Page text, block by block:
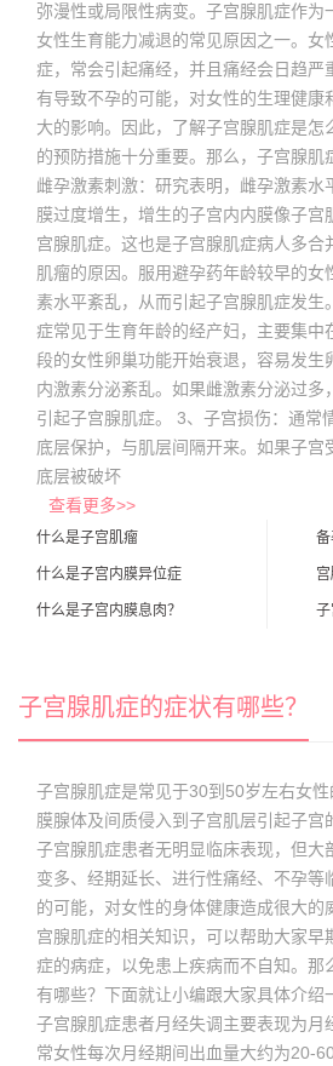
弥漫性或局限性病变。子宫腺肌症作为
女性生育能力减退的常见原因之一。女
症，常会引起痛经，并且痛经会日趋严
有导致不孕的可能，对女性的生理健康
大的影响。因此，了解子宫腺肌症是怎
的预防措施十分重要。那么，子宫腺肌
雌孕激素刺激：研究表明，雌孕激素水
膜过度增生，增生的子宫内内膜像子宫
宫腺肌症。这也是子宫腺肌症病人多合
肌瘤的原因。服用避孕药年龄较早的女
素水平紊乱，从而引起子宫腺肌症发生
症常见于生育年龄的经产妇，主要集中
段的女性卵巢功能开始衰退，容易发生
内激素分泌紊乱。如果雌激素分泌过多
引起子宫腺肌症。 3、子宫损伤：通常
底层保护，与肌层间隔开来。如果子宫
底层被破坏
查看更多>>
什么是子宫肌瘤
什么是子宫内膜异位症
什么是子宫内膜息肉？
子宫腺肌症的症状有哪些？
子宫腺肌症是常见于30到50岁左右女
膜腺体及间质侵入到子宫肌层引起子宫
子宫腺肌症患者无明显临床表现，但大
变多、经期延长、进行性痛经、不孕等
的可能，对女性的身体健康造成很大的
宫腺肌症的相关知识，可以帮助大家早
症的病症，以免患上疾病而不自知。那
有哪些？下面就让小编跟大家具体介绍
子宫腺肌症患者月经失调主要表现为月
常女性每次月经期间出血量大约为20-